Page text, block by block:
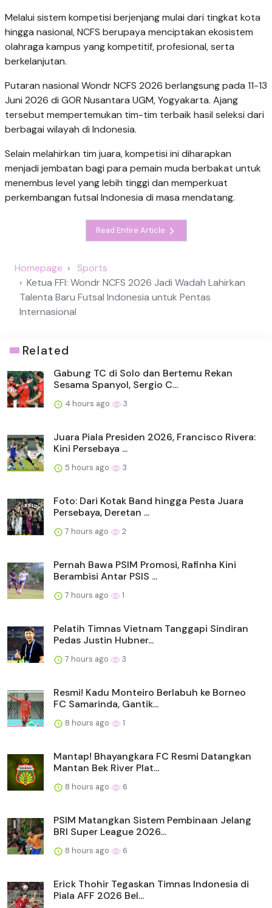
Melalui sistem kompetisi berjenjang mulai dari tingkat kota
hingga nasional, NCFS berupaya menciptakan ekosistem
olahraga kampus yang kompetitif, profesional, serta
berkelanjutan.
Putaran nasional Wondr NCFS 2026 berlangsung pada 11-13
Juni 2026 di GOR Nusantara UGM, Yogyakarta. Ajang
tersebut mempertemukan tim-tim terbaik hasil seleksi dari
berbagai wilayah di Indonesia.
Selain melahirkan tim juara, kompetisi ini diharapkan
menjadi jembatan bagi para pemain muda berbakat untuk
menembus level yang lebih tinggi dan memperkuat
perkembangan futsal Indonesia di masa mendatang.
Read Entire Article
Homepage
Sports
Ketua FFI: Wondr NCFS 2026 Jadi Wadah Lahirkan
Talenta Baru Futsal Indonesia untuk Pentas
Internasional
Related
Gabung TC di Solo dan Bertemu Rekan
Sesama Spanyol, Sergio C...
4 hours ago 3
Juara Piala Presiden 2026, Francisco Rivera:
Kini Persebaya ...
5 hours ago 3
Foto: Dari Kotak Band hingga Pesta Juara
Persebaya, Deretan ...
7 hours ago 2
Pernah Bawa PSIM Promosi, Rafinha Kini
Berambisi Antar PSIS ...
7 hours ago 1
Pelatih Timnas Vietnam Tanggapi Sindiran
Pedas Justin Hubner...
7 hours ago 3
Resmi! Kadu Monteiro Berlabuh ke Borneo
FC Samarinda, Gantik...
8 hours ago 1
Mantap! Bhayangkara FC Resmi Datangkan
Mantan Bek River Plat...
8 hours ago 6
PSIM Matangkan Sistem Pembinaan Jelang
BRI Super League 2026...
8 hours ago 6
Erick Thohir Tegaskan Timnas Indonesia di
Piala AFF 2026 Bel...